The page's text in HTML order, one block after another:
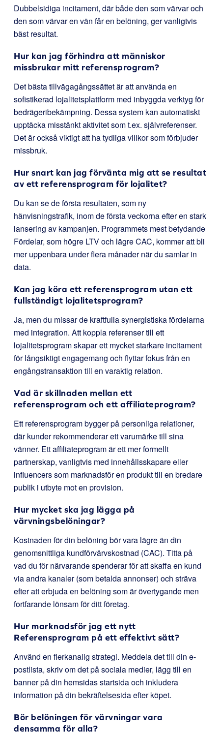
Dubbelsidiga incitament, där både den som värvar och
den som värvar en vän får en belöning, ger vanligtvis
bäst resultat.
Hur kan jag förhindra att människor
missbrukar mitt referensprogram?
Det bästa tillvägagångssättet är att använda en
sofistikerad lojalitetsplattform med inbyggda verktyg för
bedrägeribekämpning. Dessa system kan automatiskt
upptäcka misstänkt aktivitet som t.ex. självreferenser.
Det är också viktigt att ha tydliga villkor som förbjuder
missbruk.
Hur snart kan jag förvänta mig att se resultat
av ett referensprogram för lojalitet?
Du kan se de första resultaten, som ny
hänvisningstrafik, inom de första veckorna efter en stark
lansering av kampanjen. Programmets mest betydande
Fördelar, som högre LTV och lägre CAC, kommer att bli
mer uppenbara under flera månader när du samlar in
data.
Kan jag köra ett referensprogram utan ett
fullständigt lojalitetsprogram?
Ja, men du missar de kraftfulla synergistiska fördelarna
med integration. Att koppla referenser till ett
lojalitetsprogram skapar ett mycket starkare incitament
för långsiktigt engagemang och flyttar fokus från en
engångstransaktion till en varaktig relation.
Vad är skillnaden mellan ett
referensprogram och ett affiliateprogram?
Ett referensprogram bygger på personliga relationer,
där kunder rekommenderar ett varumärke till sina
vänner. Ett affiliateprogram är ett mer formellt
partnerskap, vanligtvis med innehållsskapare eller
influencers som marknadsför en produkt till en bredare
publik i utbyte mot en provision.
Hur mycket ska jag lägga på
värvningsbelöningar?
Kostnaden för din belöning bör vara lägre än din
genomsnittliga kundförvärvskostnad (CAC). Titta på
vad du för närvarande spenderar för att skaffa en kund
via andra kanaler (som betalda annonser) och sträva
efter att erbjuda en belöning som är övertygande men
fortfarande lönsam för ditt företag.
Hur marknadsför jag ett nytt
Referensprogram på ett effektivt sätt?
Använd en flerkanalig strategi. Meddela det till din e-
postlista, skriv om det på sociala medier, lägg till en
banner på din hemsidas startsida och inkludera
information på din bekräftelsesida efter köpet.
Bör belöningen för värvningar vara
densamma för alla?